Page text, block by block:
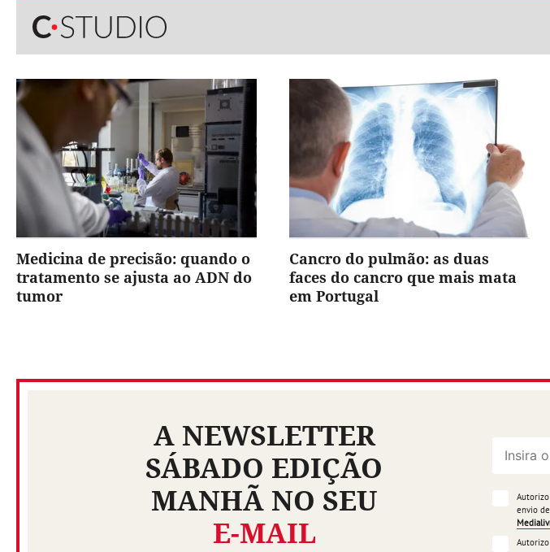
Medicina de precisão: quando o
tratamento se ajusta ao ADN do
tumor
Cancro do pulmão: as duas
faces do cancro que mais mata
em Portugal
A NEWSLETTER
SÁBADO EDIÇÃO
MANHÃ NO SEU
E-MAIL
envio